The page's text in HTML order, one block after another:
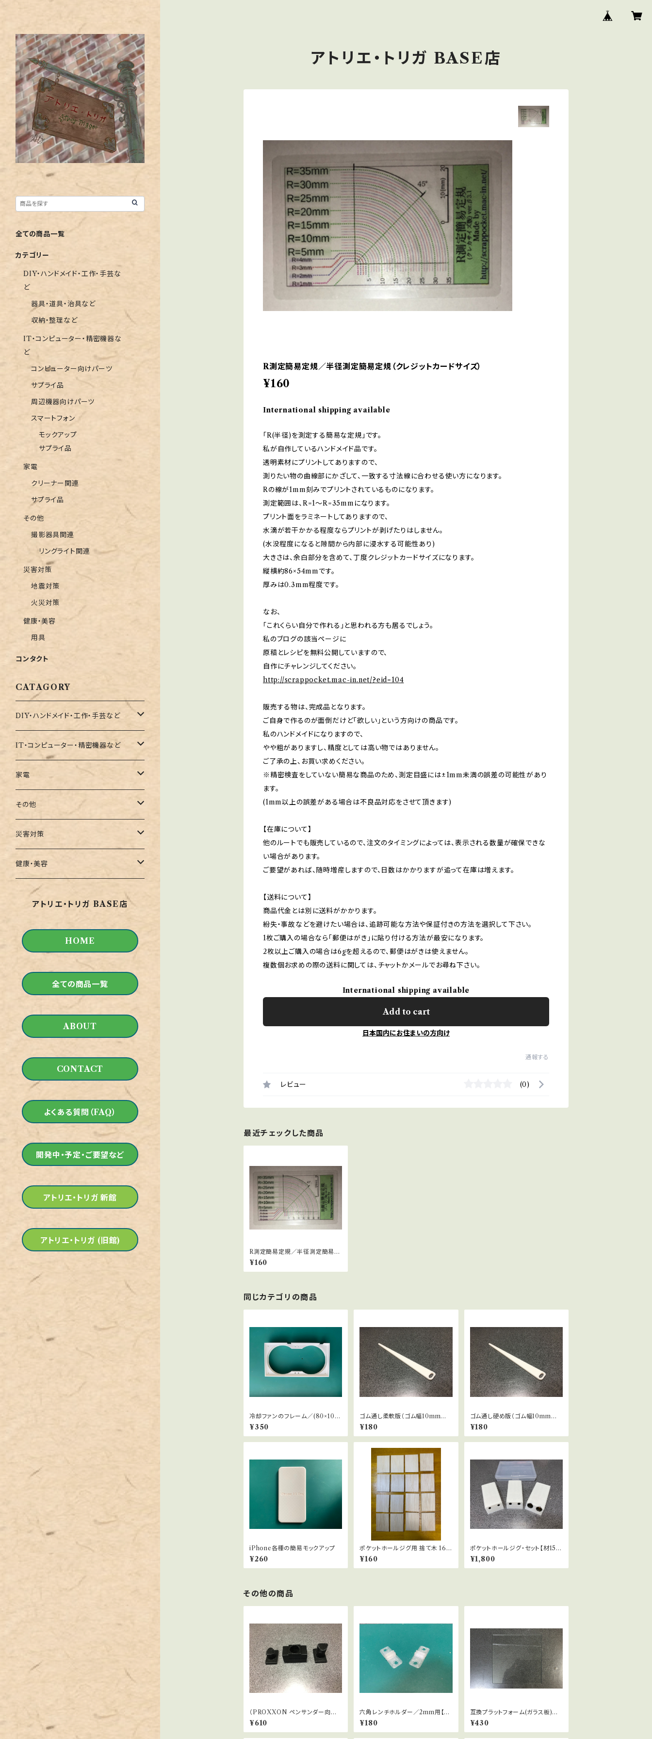
アトリエ・トリガ BASE店
R測定簡易定規／半径測定簡易定規（クレジットカードサイズ）
¥160
International shipping available
「R(半径)を測定する簡易な定規」です。
私が自作しているハンドメイド品です。
透明素材にプリントしてありますので、
測りたい物の曲線部にかざして、一致する寸法線に合わせる使い方になります。
Rの線が1mm刻みでプリントされているものになります。
測定範囲は、R=1～R=35mmになります。
プリント面をラミネートしてありますので、
水滴が若干かかる程度ならプリントが剥げたりはしません。
(水没程度になると隙間から内部に浸水する可能性あり)
大きさは、余白部分を含めて、丁度クレジットカードサイズになります。
縦横約86×54mmです。
厚みは0.3mm程度です。
なお、
「これくらい自分で作れる」と思われる方も居るでしょう。
私のブログの該当ページに
原稿とレシピを無料公開していますので、
自作にチャレンジしてください。
http://scrappocket.mac-in.net/?eid=104
販売する物は、完成品となります。
ご自身で作るのが面倒だけど「欲しい」という方向けの商品です。
私のハンドメイドになりますので、
やや粗がありますし、精度としては高い物ではありません。
ご了承の上、お買い求めください。
※精密検査をしていない簡易な商品のため、測定目盛には±1mm未満の誤差の可能性があり
ます。
(1mm以上の誤差がある場合は不良品対応をさせて頂きます)
【在庫について】
他のルートでも販売しているので、注文のタイミングによっては、表示される数量が確保できな
い場合があります。
ご要望があれば、随時増産しますので、日数はかかりますが追って在庫は増えます。
【送料について】
商品代金とは別に送料がかかります。
紛失・事故などを避けたい場合は、追跡可能な方法や保証付きの方法を選択して下さい。
1枚ご購入の場合なら「郵便はがき」に貼り付ける方法が最安になります。
2枚以上ご購入の場合は6gを超えるので、郵便はがきは使えません。
複数個お求めの際の送料に関しては、チャットかメールでお尋ね下さい。
International shipping available
Add to cart
日本国内にお住まいの方向け
通報する
レビュー (0)
最近チェックした商品
R測定簡易定規／半径測定簡易定
規（クレジットカードサイズ）
¥160
同じカテゴリの商品
冷却ファンのフレーム／(80×10m
m ×2個)向け
¥350
ゴム通し柔軟版（ゴム幅10mm向
け／パジャマゴムなどに）
¥180
ゴム通し硬め版（ゴム幅10mm向
け／パジャマゴムなどに）
¥180
iPhone各種の簡易モックアップ
¥260
ポケットホールジグ用 捨て木 16
枚
¥160
ポケットホールジグ・セット【材15×
40mm用】(ケース付き)(ドリル刃
は別売り)
¥1,800
その他の商品
（PROXXON ペンサンダー向け）
ペーパー切り出し器ver.4.2／丸
形状
¥610
六角レンチホルダー／2mm用【2
個ひと組】
¥180
互換プラットフォーム(ガラス板)／
XYZプリンティング『ダヴィンチna
no』向け
¥430
全ての商品一覧
カテゴリー
DIY・ハンドメイド・工作・手芸な
ど
器具・道具・治具など
収納・整理など
IT・コンピューター・精密機器な
ど
コンピューター向けパーツ
サプライ品
周辺機器向けパーツ
スマートフォン
モックアップ
サプライ品
家電
クリーナー関連
サプライ品
その他
撮影器具関連
リングライト関連
災害対策
地震対策
火災対策
健康・美容
用具
コンタクト
CATAGORY
DIY・ハンドメイド・工作・手芸など
器具・道具・治具など
収納・整理など
IT・コンピューター・精密機器など
コンピューター向けパーツ
サプライ品
周辺機器向けパーツ
スマートフォン
モックアップ
家電
クリーナー関連
サプライ品
その他
撮影器具関連
リングライト関連
災害対策
地震対策
火災対策
健康・美容
アトリエ・トリガ BASE店
HOME
全ての商品一覧
ABOUT
CONTACT
よくある質問（FAQ）
開発中・予定・ご要望など
アトリエ・トリガ 新館
アトリエ・トリガ (旧館)